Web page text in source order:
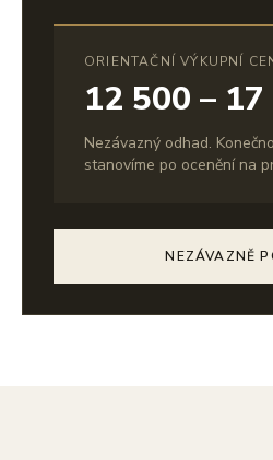
ORIENTAČNÍ VÝKUPNÍ
12 500 –
Nezávazný odhad.
stanovíme po ocenění na
NEZÁVAZNĚ